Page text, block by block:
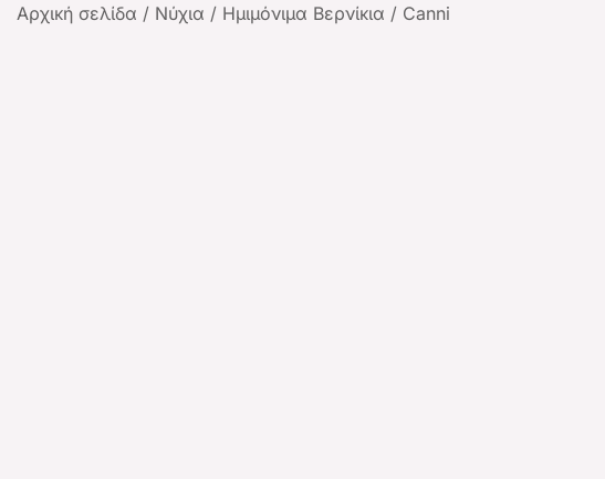
Αρχική σελίδα / Νύχια / Ημιμόνιμα Βερνίκια / Canni